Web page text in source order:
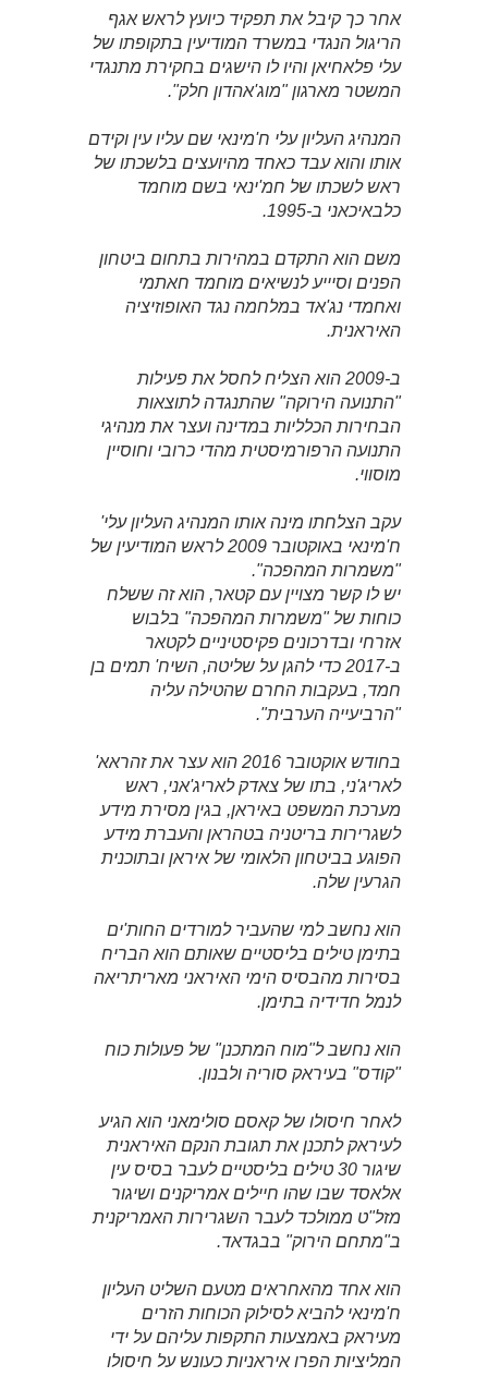
אחר כך קיבל את תפקיד כיועץ לראש אגף
הריגול הנגדי במשרד המודיעין בתקופתו של
עלי פלאחיאן והיו לו הישגים בחקירת מתנגדי
המשטר מארגון "מוג'אהדון חלק".
המנהיג העליון עלי ח'מינאי שם עליו עין וקידם
אותו והוא עבד כאחד מהיועצים בלשכתו של
ראש לשכתו של חמ'ינאי בשם מוחמד
כלבאיכאני ב-1995.
משם הוא התקדם במהירות בתחום ביטחון
הפנים וסיייע לנשיאים מוחמד חאתמי
ואחמדי נג'אד במלחמה נגד האופוזיציה
האיראנית.
ב-2009 הוא הצליח לחסל את פעילות
"התנועה הירוקה" שהתנגדה לתוצאות
הבחירות הכלליות במדינה ועצר את מנהיגי
התנועה הרפורמיסטית מהדי כרובי וחוסיין
מוסווי.
עקב הצלחתו מינה אותו המנהיג העליון עלי'
ח'מינאי באוקטובר 2009 לראש המודיעין של
"משמרות המהפכה".
יש לו קשר מצויין עם קטאר, הוא זה ששלח
כוחות של "משמרות המהפכה" בלבוש
אזרחי ובדרכונים פקיסטיניים לקטאר
ב-2017 כדי להגן על שליטה, השיח' תמים בן
חמד, בעקבות החרם שהטילה עליה
"הרביעייה הערבית".
בחודש אוקטובר 2016 הוא עצר את זהראא'
לאריג'ני, בתו של צאדק לאריג'אני, ראש
מערכת המשפט באיראן, בגין מסירת מידע
לשגרירות בריטניה בטהראן והעברת מידע
הפוגע בביטחון הלאומי של איראן ובתוכנית
הגרעין שלה.
הוא נחשב למי שהעביר למורדים החות'ים
בתימן טילים בליסטיים שאותם הוא הבריח
בסירות מהבסיס הימי האיראני מאריתריאה
לנמל חדידיה בתימן.
הוא נחשב ל"מוח המתכנן" של פעולות כוח
"קודס" בעיראק סוריה ולבנון.
לאחר חיסולו של קאסם סולימאני הוא הגיע
לעיראק לתכנן את תגובת הנקם האיראנית
שיגור 30 טילים בליסטיים לעבר בסיס עין
אלאסד שבו שהו חיילים אמריקנים ושיגור
מזל"ט ממולכד לעבר השגרירות האמריקנית
ב"מתחם הירוק" בבגדאד.
הוא אחד מהאחראים מטעם השליט העליון
ח'מינאי להביא לסילוק הכוחות הזרים
מעיראק באמצעות התקפות עליהם על ידי
המליציות הפרו איראניות כעונש על חיסולו